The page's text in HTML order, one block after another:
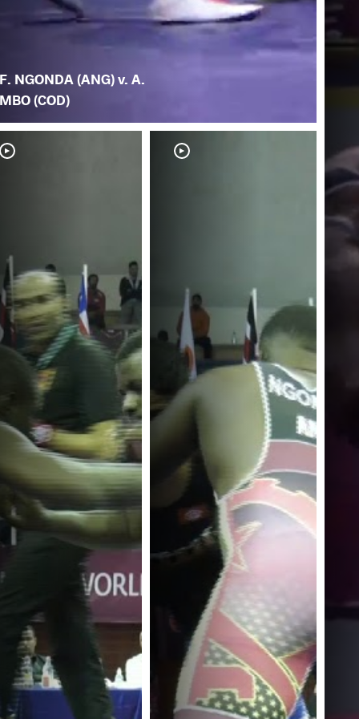
F. NGONDA (ANG) v. A.
MBO (COD)